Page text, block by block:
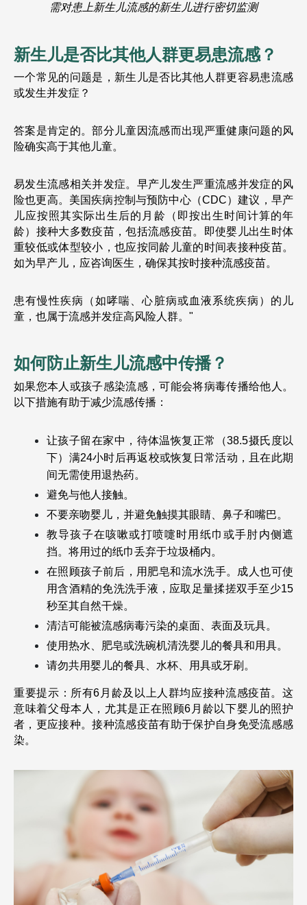
需对患上新生儿流感的新生儿进行密切监测
新生儿是否比其他人群更易患流感？
一个常见的问题是，新生儿是否比其他人群更容易患流感
或发生并发症？
答案是肯定的。部分儿童因流感而出现严重健康问题的风
险确实高于其他儿童。
易发生流感相关并发症。早产儿发生严重流感并发症的风
险也更高。美国疾病控制与预防中心（CDC）建议，早产
儿应按照其实际出生后的月龄（即按出生时间计算的年
龄）接种大多数疫苗，包括流感疫苗。即使婴儿出生时体
重较低或体型较小，也应按同龄儿童的时间表接种疫苗。
如为早产儿，应咨询医生，确保其按时接种流感疫苗。
患有慢性疾病（如哮喘、心脏病或血液系统疾病）的儿
童，也属于流感并发症高风险人群。"
如何防止新生儿流感中传播？
如果您本人或孩子感染流感，可能会将病毒传播给他人。
以下措施有助于减少流感传播：
让孩子留在家中，待体温恢复正常（38.5摄氏度以
下）满24小时后再返校或恢复日常活动，且在此期
间无需使用退热药。
避免与他人接触。
不要亲吻婴儿，并避免触摸其眼睛、鼻子和嘴巴。
教导孩子在咳嗽或打喷嚏时用纸巾或手肘内侧遮
挡。将用过的纸巾丢弃于垃圾桶内。
在照顾孩子前后，用肥皂和流水洗手。成人也可使
用含酒精的免洗洗手液，应取足量揉搓双手至少15
秒至其自然干燥。
清洁可能被流感病毒污染的桌面、表面及玩具。
使用热水、肥皂或洗碗机清洗婴儿的餐具和用具。
请勿共用婴儿的餐具、水杯、用具或牙刷。
重要提示：所有6月龄及以上人群均应接种流感疫苗。这
意味着父母本人，尤其是正在照顾6月龄以下婴儿的照护
者，更应接种。接种流感疫苗有助于保护自身免受流感感
染。